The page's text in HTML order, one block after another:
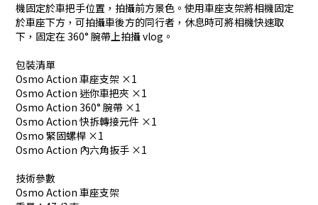
機固定於車把手位置，拍攝前方景色。使用車座支架將相機固定
於車座下方，可拍攝車後方的同行者，休息時可將相機快速取
下，固定在 360° 腕帶上拍攝 vlog。
包裝清單
Osmo Action 車座支架 ×1
Osmo Action 迷你車把夾 ×1
Osmo Action 360° 腕帶 ×1
Osmo Action 快拆轉接元件 ×1
Osmo 緊固螺桿 ×1
Osmo Action 內六角扳手 ×1
技術參數
Osmo Action 車座支架